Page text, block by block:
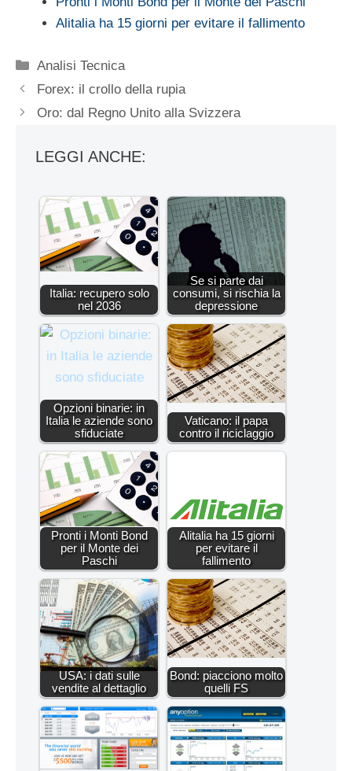
Alitalia ha 15 giorni per evitare il fallimento
Categorie
Analisi Tecnica
Forex: il crollo della rupia
Oro: dal Regno Unito alla Svizzera
LEGGI ANCHE:
Italia: recupero solo
nel 2036
Se si parte dai
consumi, si rischia la
depressione
Opzioni binarie: in
Italia le aziende sono
sfiduciate
Vaticano: il papa
contro il riciclaggio
Pronti i Monti Bond
per il Monte dei
Paschi
Alitalia ha 15 giorni
per evitare il
fallimento
USA: i dati sulle
vendite al dettaglio
Bond: piacciono molto
quelli FS